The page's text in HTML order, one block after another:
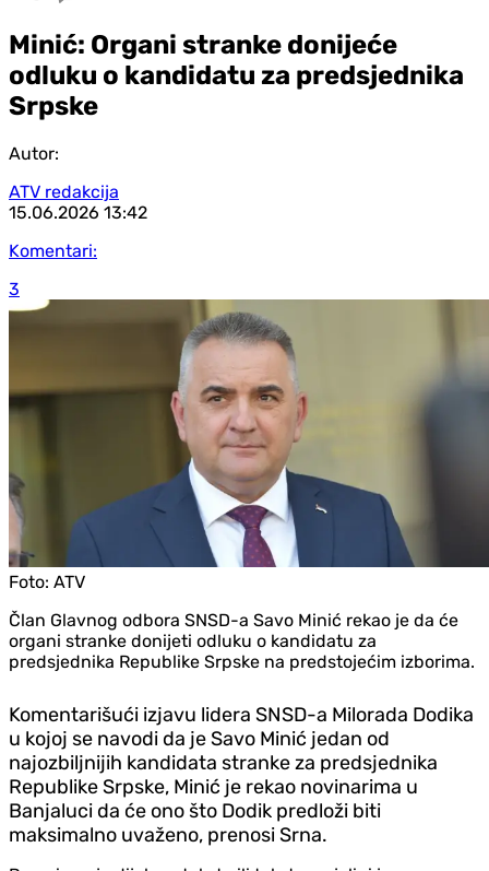
Minić: Organi stranke donijeće
odluku o kandidatu za predsjednika
Srpske
Autor:
ATV redakcija
15.06.2026 13:42
Komentari:
3
Foto: ATV
Član Glavnog odbora SNSD-a Savo Minić rekao je da će
organi stranke donijeti odluku o kandidatu za
predsjednika Republike Srpske na predstojećim izborima.
Komentarišući izjavu lidera SNSD-a Milorada Dodika
u kojoj se navodi da je Savo Minić jedan od
najozbiljnijih kandidata stranke za predsjednika
Republike Srpske, Minić je rekao novinarima u
Banjaluci da će ono što Dodik predloži biti
maksimalno uvaženo, prenosi Srna.